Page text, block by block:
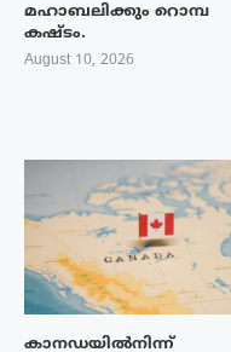
മഹാബലിക്കും റൊമ്പ
കഷ്ടം.
August 10, 2026
കാനഡയിൽനിന്ന്